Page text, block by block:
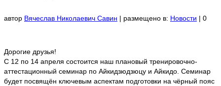
автор Вячеслав Николаевич Савин | размещено в: Новости | 0
Дорогие друзья!
С 12 по 14 апреля состоится наш плановый тренировочно-
аттестационный семинар по Айкидзюдзюцу и Айкидо. Семинар
будет посвящён ключевым аспектам подготовки на чёрный пояс